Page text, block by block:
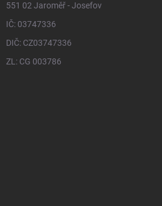
551 02 Jaroměř - Josefov
IČ: 03747336
DIČ: CZ03747336
ZL: CG 003786